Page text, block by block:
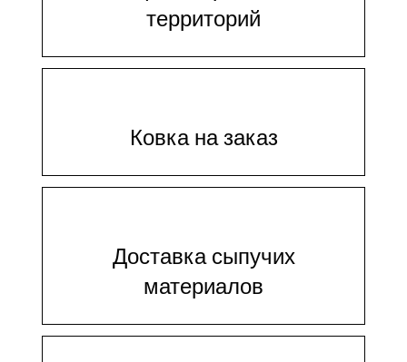
территорий
Ковка на заказ
Доставка сыпучих
материалов